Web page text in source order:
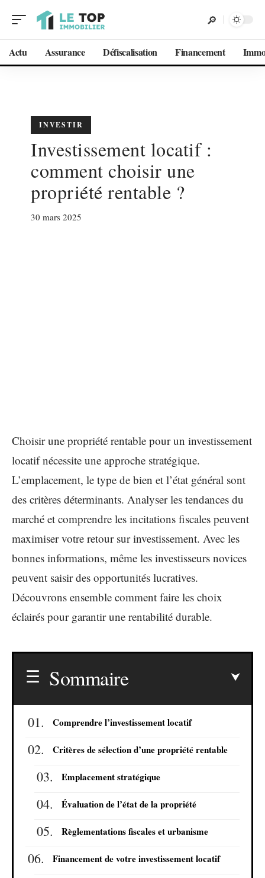
Actu Assurance Défiscalisation Financement
INVESTIR
Investissement locatif :
comment choisir une
propriété rentable ?
30 mars 2025
Choisir une propriété rentable pour un investissement
locatif nécessite une approche stratégique.
L’emplacement, le type de bien et l’état général sont
des critères déterminants. Analyser les tendances du
marché et comprendre les incitations fiscales peuvent
maximiser votre retour sur investissement. Avec les
bonnes informations, même les investisseurs novices
peuvent saisir des opportunités lucratives.
Découvrons ensemble comment faire les choix
éclairés pour garantir une rentabilité durable.
Sommaire
Comprendre l’investissement locatif
Critères de sélection d’une propriété rentable
Emplacement stratégique
Évaluation de l’état de la propriété
Règlementations fiscales et urbanisme
Financement de votre investissement locatif